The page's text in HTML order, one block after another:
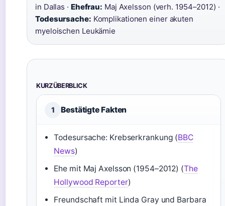
in Dallas · Ehefrau: Maj Axelsson (verh. 1954–2012) ·
Todesursache: Komplikationen einer akuten
myeloischen Leukämie
KURZÜBERBLICK
1 Bestätigte Fakten
Todesursache: Krebserkrankung (BBC
News)
Ehe mit Maj Axelsson (1954–2012) (The
Hollywood Reporter)
Freundschaft mit Linda Gray und Barbara